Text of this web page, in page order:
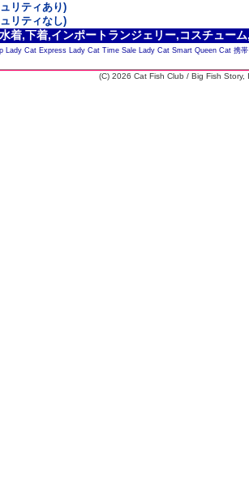
リティあり)
リティなし)
着,下着,インポートランジェリー,コスチュー
Lady Cat Express Lady Cat Time Sale Lady Cat Smart Queen Cat 携
(C) 2026 Cat Fish Club / Big Fish Story,